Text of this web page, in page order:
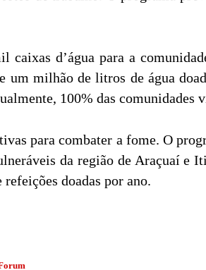
d’água para a
um milhão de litros de água
100% das comunidades
para combater a fome. O
da região de Araçuaí e
doadas por ano.